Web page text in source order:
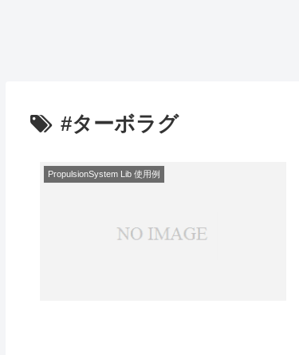
#ターボラグ
PropulsionSystem Lib 使用例